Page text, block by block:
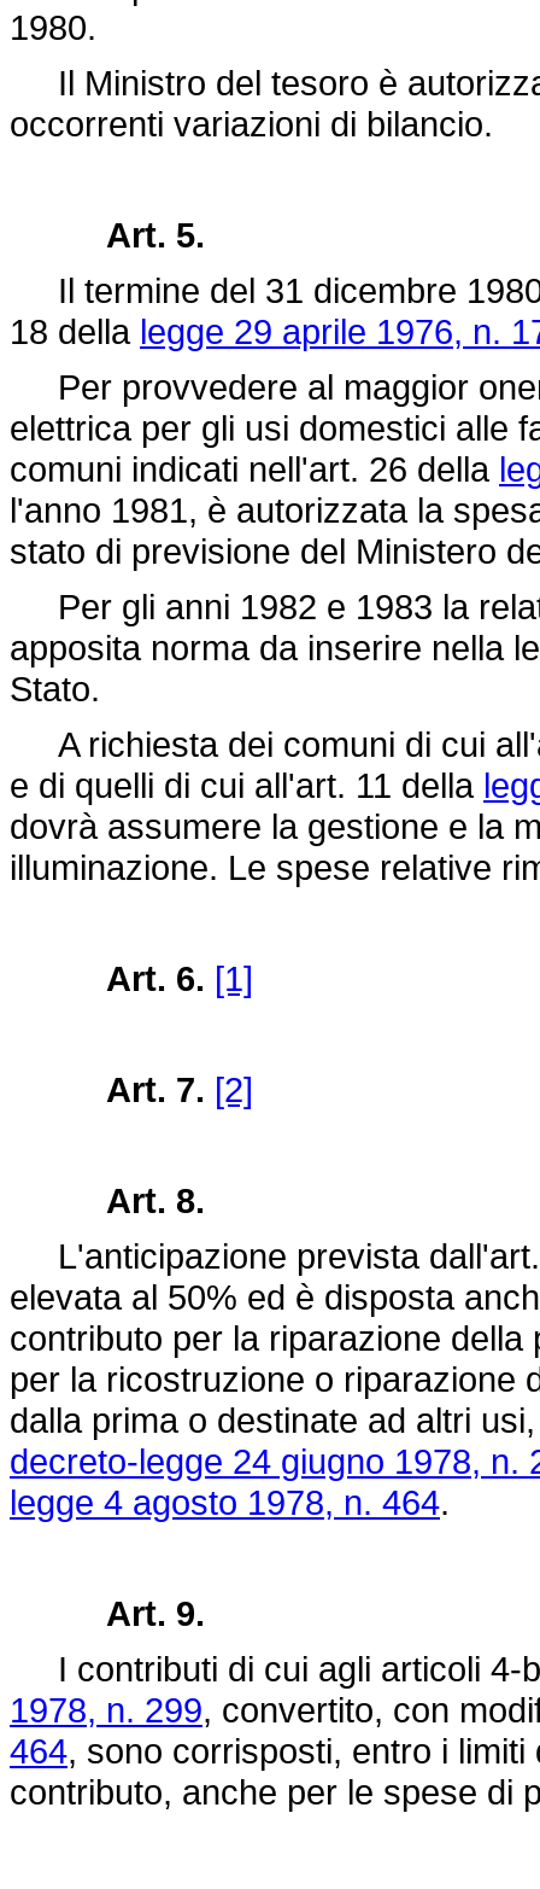
1980.
Il Ministro del tesoro è
occorrenti variazioni di bilancio.
Art. 5.
Il termine del 31 dicembre
18 della legge 29 aprile 1976, n.
Per provvedere al maggior
elettrica per gli usi domestici alle
comuni indicati nell'art. 26 della
l'anno 1981, è autorizzata la
stato di previsione del Ministero
Per gli anni 1982 e 1983 la
apposita norma da inserire nella
Stato.
A richiesta dei comuni di cui
e di quelli di cui all'art. 11 della
dovrà assumere la gestione e la
illuminazione. Le spese relative
Art. 6. [1]
Art. 7. [2]
Art. 8.
L'anticipazione prevista
elevata al 50% ed è disposta
contributo per la riparazione
per la ricostruzione o riparazione
dalla prima o destinate ad altri
decreto-legge 24 giugno 1978, n.
legge 4 agosto 1978, n. 464.
Art. 9.
I contributi di cui agli articoli 4-
1978, n. 299, convertito, con
464, sono corrisposti, entro i
contributo, anche per le spese di